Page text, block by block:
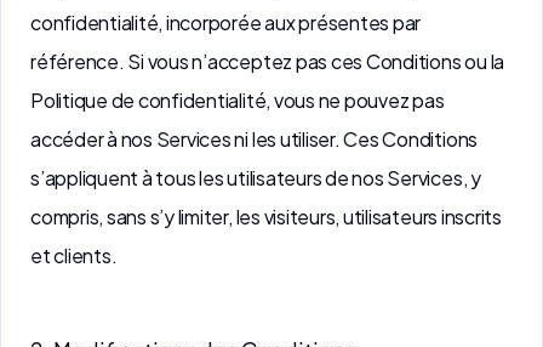
confidentialité, incorporée aux présentes par
référence. Si vous n’acceptez pas ces Conditions ou la
Politique de confidentialité, vous ne pouvez pas
accéder à nos Services ni les utiliser. Ces Conditions
s’appliquent à tous les utilisateurs de nos Services, y
compris, sans s’y limiter, les visiteurs, utilisateurs inscrits
et clients.